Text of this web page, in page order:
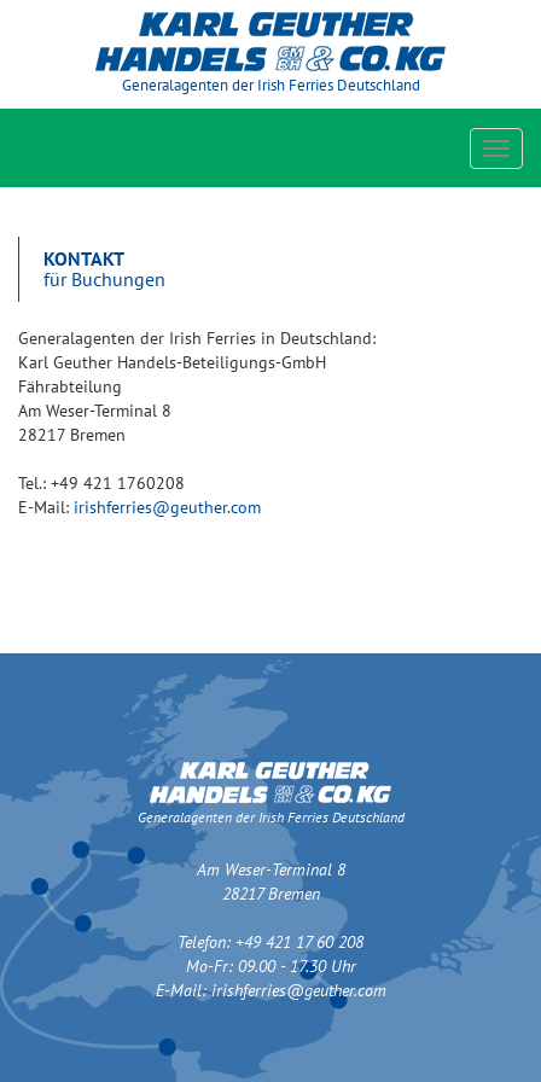
Generalagenten der Irish Ferries Deutschland
KONTAKT
für Buchungen
Generalagenten der Irish Ferries in Deutschland:
Karl Geuther Handels-Beteiligungs-GmbH
Fährabteilung
Am Weser-Terminal 8
28217 Bremen
Tel.: +49 421 1760208
E-Mail: irishferries@geuther.com
Generalagenten der Irish Ferries Deutschland
Am Weser-Terminal 8
28217 Bremen
Telefon: +49 421 17 60 208
Mo-Fr: 09.00 - 17.30 Uhr
E-Mail:irishferries@geuther.com